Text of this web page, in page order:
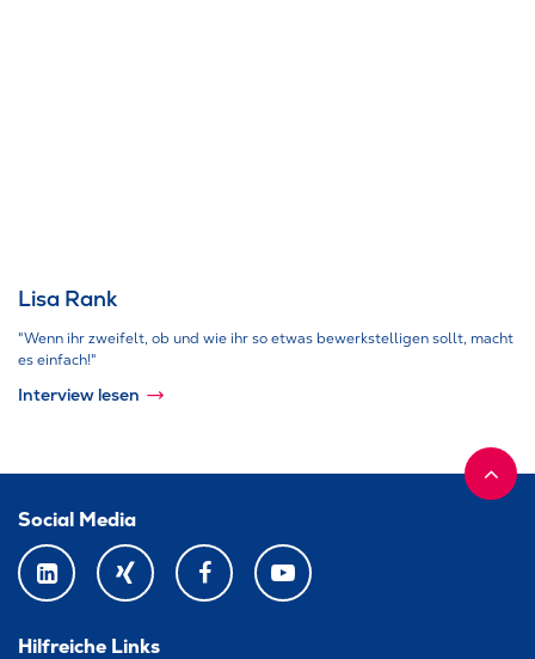
Lisa Rank
"Wenn ihr zweifelt, ob und wie ihr so etwas bewerkstelligen sollt, macht
es einfach!"
Interview lesen
Hilfreiche Links
Social Media
LINKEDIN XING FACEBOOKYOUTUBE